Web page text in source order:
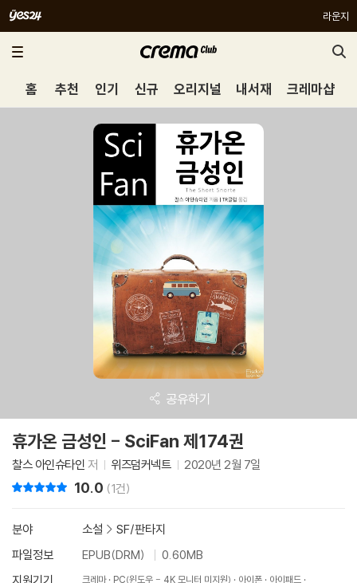
라운지
홈 추천 인기 신규 오리지널 내서재 크레마샵
공유하기
휴가온 금성인 - SciFan 제174권
찰스 아인슈타인 저 위즈덤커넥트 2020년 2월 7일
10.0 (1건)
분야 소설 > SF/판타지
파일정보
EPUB(DRM)
0.60MB
크레마 PC(윈도우 - 4K 모니터 미지원) 아이폰
아이패드